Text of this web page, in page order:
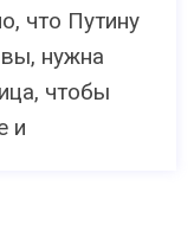
что Путину
нужна
чтобы
и